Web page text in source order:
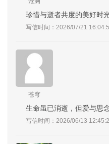
珍惜与逝者共度的美好时
写信时间：2026/07/21
苍穹
生命虽已消逝，但爱与思
写信时间：2026/06/13